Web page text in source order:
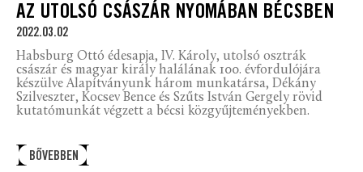
AZ UTOLSÓ CSÁSZÁR NYOMÁBAN BÉCSBEN
2022.03.02
Habsburg Ottó édesapja, IV. Károly, utolsó osztrák
császár és magyar király halálának 100. évfordulójára
készülve Alapítványunk három munkatársa, Dékány
Szilveszter, Kocsev Bence és Szűts István Gergely rövid
kutatómunkát végzett a bécsi közgyűjteményekben.
BŐVEBBEN